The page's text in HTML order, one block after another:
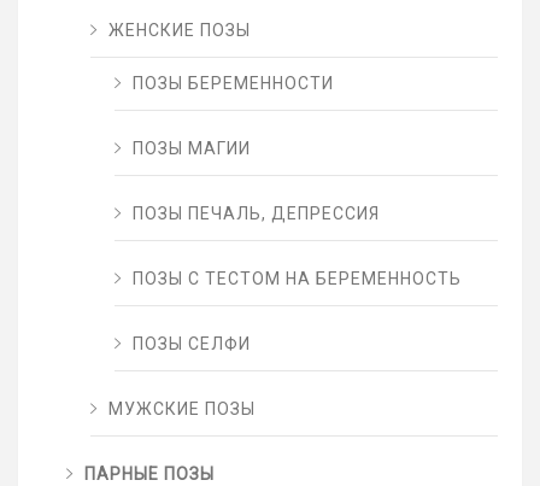
ЖЕНСКИЕ ПОЗЫ
ПОЗЫ БЕРЕМЕННОСТИ
ПОЗЫ МАГИИ
ПОЗЫ ПЕЧАЛЬ, ДЕПРЕССИЯ
ПОЗЫ С ТЕСТОМ НА БЕРЕМЕННОСТЬ
ПОЗЫ СЕЛФИ
МУЖСКИЕ ПОЗЫ
ПАРНЫЕ ПОЗЫ